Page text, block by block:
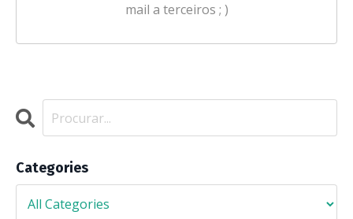
mail a terceiros ; )
Categories